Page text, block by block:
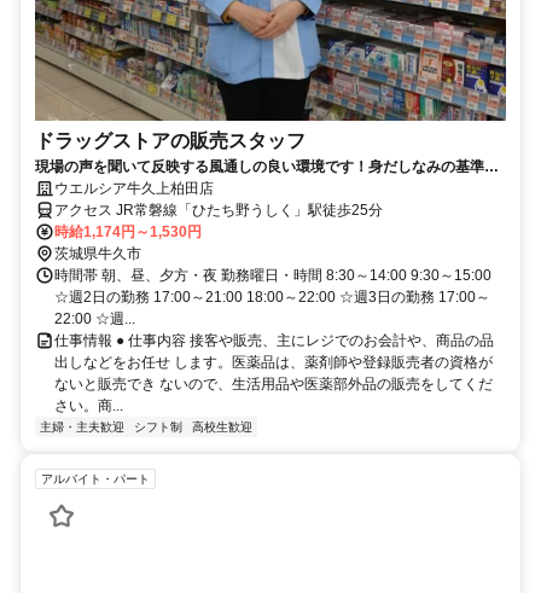
ドラッグストアの販売スタッフ
現場の声を聞いて反映する風通しの良い環境です！身だしなみの基準を
大幅に緩和しました！
ウエルシア牛久上柏田店
アクセス JR常磐線「ひたち野うしく」駅徒歩25分
時給1,174円～1,530円
茨城県牛久市
時間帯 朝、昼、夕方・夜 勤務曜日・時間 8:30～14:00 9:30～15:00
☆週2日の勤務 17:00～21:00 18:00～22:00 ☆週3日の勤務 17:00～
22:00 ☆週...
仕事情報 ● 仕事内容 接客や販売、主にレジでのお会計や、商品の品
出しなどをお任せ します。医薬品は、薬剤師や登録販売者の資格が
ないと販売でき ないので、生活用品や医薬部外品の販売をしてくだ
さい。商...
主婦・主夫歓迎 シフト制 高校生歓迎
アルバイト・パート